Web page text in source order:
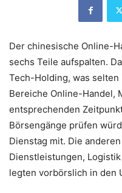
Der chinesische Online-
sechs Teile aufspalten.
Tech-Holding, was
Bereiche Online-Handel,
entsprechenden
Börsengänge prüfen
Dienstag mit. Die
Dienstleistungen,
legten vorbörslich in den